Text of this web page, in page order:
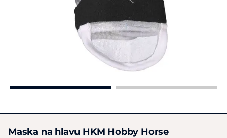
Maska na hlavu HKM Hobby Horse